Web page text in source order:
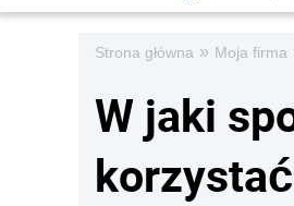
Strona główna » Moja firma
W jaki